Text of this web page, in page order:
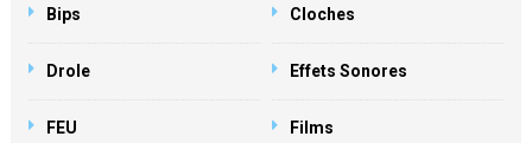
Bips Cloches
Drole Effets Sonores
FEU Films